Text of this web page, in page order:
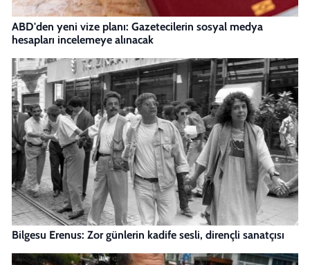
ABD'den yeni vize planı: Gazetecilerin sosyal medya
hesapları incelemeye alınacak
Bilgesu Erenus: Zor günlerin kadife sesli, dirençli sanatçısı